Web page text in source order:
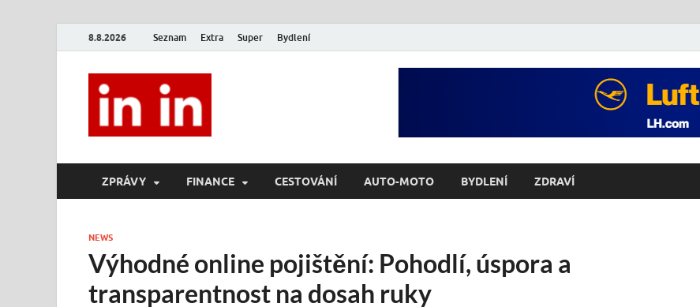
8.8.2026 Seznam Extra Super Bydlení
ZPRÁVY FINANCE CESTOVÁNÍ AUTO-MOTO BYDLENÍ ZDRAVÍ
NEWS
Výhodné online pojištění: Pohodlí, úspora a
transparentnost na dosah ruky